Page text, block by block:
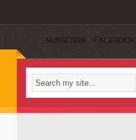
SUBSCRIBE FACEBOOK